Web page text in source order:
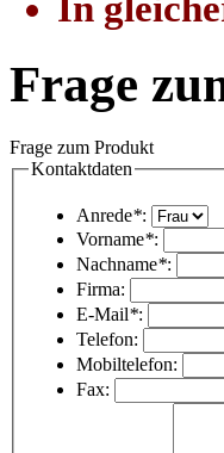
Frage
Frage zum Produkt
Kontaktdaten
Anrede*:
Vorname*:
Nachname*:
Firma:
E-Mail*:
Telefon:
Mobiltelefon:
Fax: